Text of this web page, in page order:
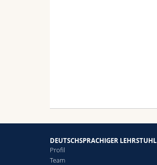
DEUTSCHSPRACHIGER LEHRSTUHL
Profil
Team